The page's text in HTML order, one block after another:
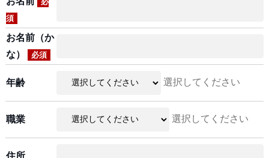
須
お名前（か
な）
必須
年齢 選択してください
職業 選択してください
住所